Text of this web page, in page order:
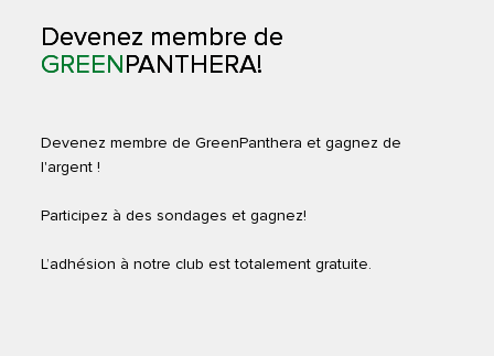
Devenez membre de
GREENPANTHERA!
Devenez membre de GreenPanthera et gagnez de
l'argent !
Participez à des sondages et gagnez!
L’adhésion à notre club est totalement gratuite.